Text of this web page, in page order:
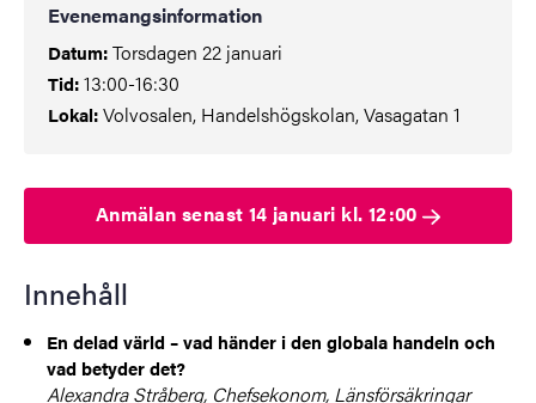
Evenemangsinformation
Datum:Torsdagen 22 januari
Tid:13:00-16:30
Lokal:Volvosalen, Handelshögskolan, Vasagatan 1
Anmälan senast 14 januari kl. 12:00
Innehåll
En delad värld – vad händer i den globala handeln och
vad betyder det?
Alexandra Stråberg, Chefsekonom, Länsförsäkringar